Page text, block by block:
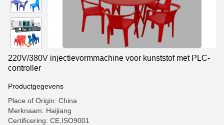
220V/380V injectievormmachine voor kunststof met PLC-
controller
Productgegevens
Place of Origin: China
Merknaam: Haijiang
Certificering: CE,ISO9001